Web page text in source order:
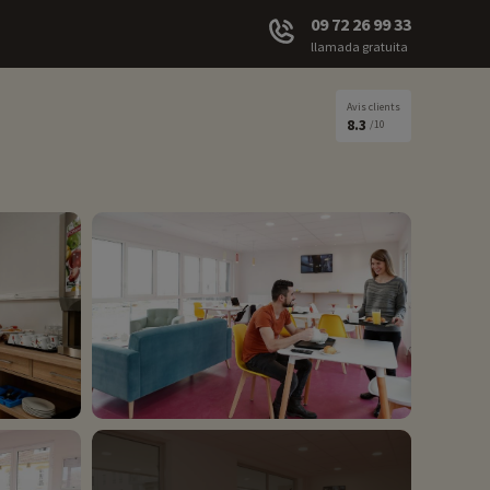
09 72 26 99 33
llamada gratuita
Avis clients
8.3 /10